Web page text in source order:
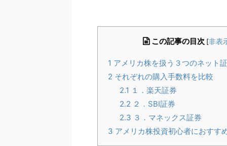
この記事の目次 [非表
1 アメリカ株を扱う３つのネット
2 それぞれの購入手数料を比較
2.1 １．楽天証券
2.2 ２．SBI証券
2.3 ３．マネックス証券
3 アメリカ株投資初心者におすす